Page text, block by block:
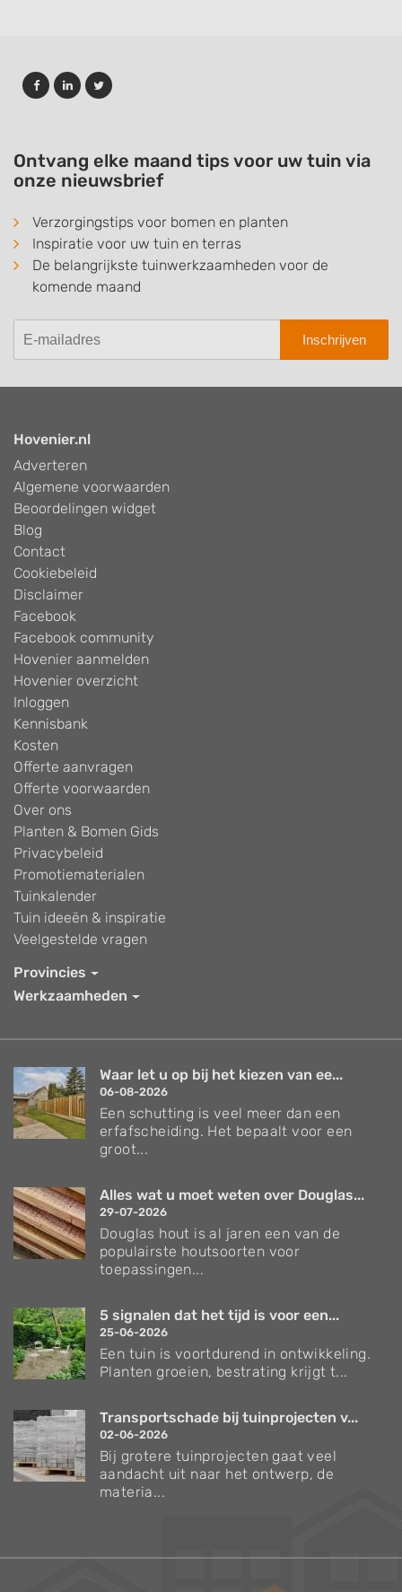
Ontvang elke maand tips voor uw tuin via
onze nieuwsbrief
Verzorgingstips voor bomen en planten
Inspiratie voor uw tuin en terras
De belangrijkste tuinwerkzaamheden voor de
komende maand
Inschrijven
Hovenier.nl
Adverteren
Algemene voorwaarden
Beoordelingen widget
Blog
Contact
Cookiebeleid
Disclaimer
Facebook
Facebook community
Hovenier aanmelden
Hovenier overzicht
Inloggen
Kennisbank
Kosten
Offerte aanvragen
Offerte voorwaarden
Over ons
Planten & Bomen Gids
Privacybeleid
Promotiematerialen
Tuinkalender
Tuin ideeën & inspiratie
Veelgestelde vragen
Provincies
Werkzaamheden
Waar let u op bij het kiezen van ee...
06-08-2026
Een schutting is veel meer dan een
erfafscheiding. Het bepaalt voor een
groot...
Alles wat u moet weten over Douglas...
29-07-2026
Douglas hout is al jaren een van de
populairste houtsoorten voor
toepassingen...
5 signalen dat het tijd is voor een...
25-06-2026
Een tuin is voortdurend in ontwikkeling.
Planten groeien, bestrating krijgt t...
Transportschade bij tuinprojecten v...
02-06-2026
Bij grotere tuinprojecten gaat veel
aandacht uit naar het ontwerp, de
materia...